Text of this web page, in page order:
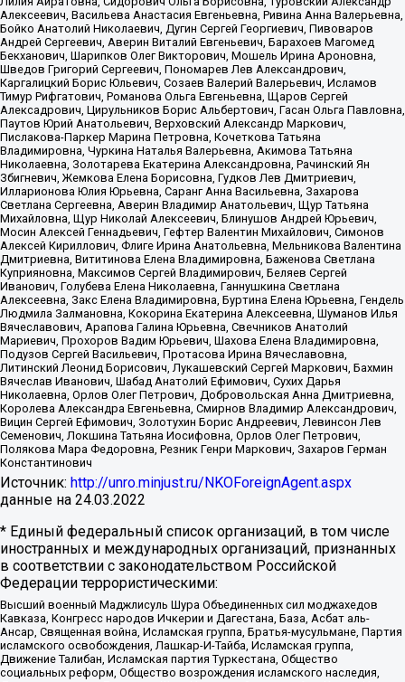
Алексеевич, Васильева Анастасия Евгеньевна, Ривина Анна Валерьевна,
Бойко Анатолий Николаевич, Дугин Сергей Георгиевич, Пивоваров
Андрей Сергеевич, Аверин Виталий Евгеньевич, Барахоев Магомед
Бекханович, Шарипков Олег Викторович, Мошель Ирина Ароновна,
Шведов Григорий Сергеевич, Пономарев Лев Александрович,
Каргалицкий Борис Юльевич, Созаев Валерий Валерьевич, Исламов
Тимур Рифгатович, Романова Ольга Евгеньевна, Щаров Сергей
Алексадрович, Цирульников Борис Альбертович, Гасан Ольга Павловна,
Паутов Юрий Анатольевич, Верховский Александр Маркович,
Пислакова-Паркер Марина Петровна, Кочеткова Татьяна
Владимировна, Чуркина Наталья Валерьевна, Акимова Татьяна
Николаевна, Золотарева Екатерина Александровна, Рачинский Ян
Збигневич, Жемкова Елена Борисовна, Гудков Лев Дмитриевич,
Илларионова Юлия Юрьевна, Саранг Анна Васильевна, Захарова
Светлана Сергеевна, Аверин Владимир Анатольевич, Щур Татьяна
Михайловна, Щур Николай Алексеевич, Блинушов Андрей Юрьевич,
Мосин Алексей Геннадьевич, Гефтер Валентин Михайлович, Симонов
Алексей Кириллович, Флиге Ирина Анатольевна, Мельникова Валентина
Дмитриевна, Вититинова Елена Владимировна, Баженова Светлана
Куприяновна, Максимов Сергей Владимирович, Беляев Сергей
Иванович, Голубева Елена Николаевна, Ганнушкина Светлана
Алексеевна, Закс Елена Владимировна, Буртина Елена Юрьевна, Гендель
Людмила Залмановна, Кокорина Екатерина Алексеевна, Шуманов Илья
Вячеславович, Арапова Галина Юрьевна, Свечников Анатолий
Мариевич, Прохоров Вадим Юрьевич, Шахова Елена Владимировна,
Подузов Сергей Васильевич, Протасова Ирина Вячеславовна,
Литинский Леонид Борисович, Лукашевский Сергей Маркович, Бахмин
Вячеслав Иванович, Шабад Анатолий Ефимович, Сухих Дарья
Николаевна, Орлов Олег Петрович, Добровольская Анна Дмитриевна,
Королева Александра Евгеньевна, Смирнов Владимир Александрович,
Вицин Сергей Ефимович, Золотухин Борис Андреевич, Левинсон Лев
Семенович, Локшина Татьяна Иосифовна, Орлов Олег Петрович,
Полякова Мара Федоровна, Резник Генри Маркович, Захаров Герман
Константинович
Источник: http://unro.minjust.ru/NKOForeignAgent.aspx
данные на 24.03.2022
* Единый федеральный список организаций, в том числе
иностранных и международных организаций, признанных
в соответствии с законодательством Российской
Федерации террористическими:
Высший военный Маджлисуль Шура Объединенных сил моджахедов
Кавказа, Конгресс народов Ичкерии и Дагестана, База, Асбат аль-
Ансар, Священная война, Исламская группа, Братья-мусульмане, Партия
исламского освобождения, Лашкар-И-Тайба, Исламская группа,
Движение Талибан, Исламская партия Туркестана, Общество
социальных реформ, Общество возрождения исламского наследия,